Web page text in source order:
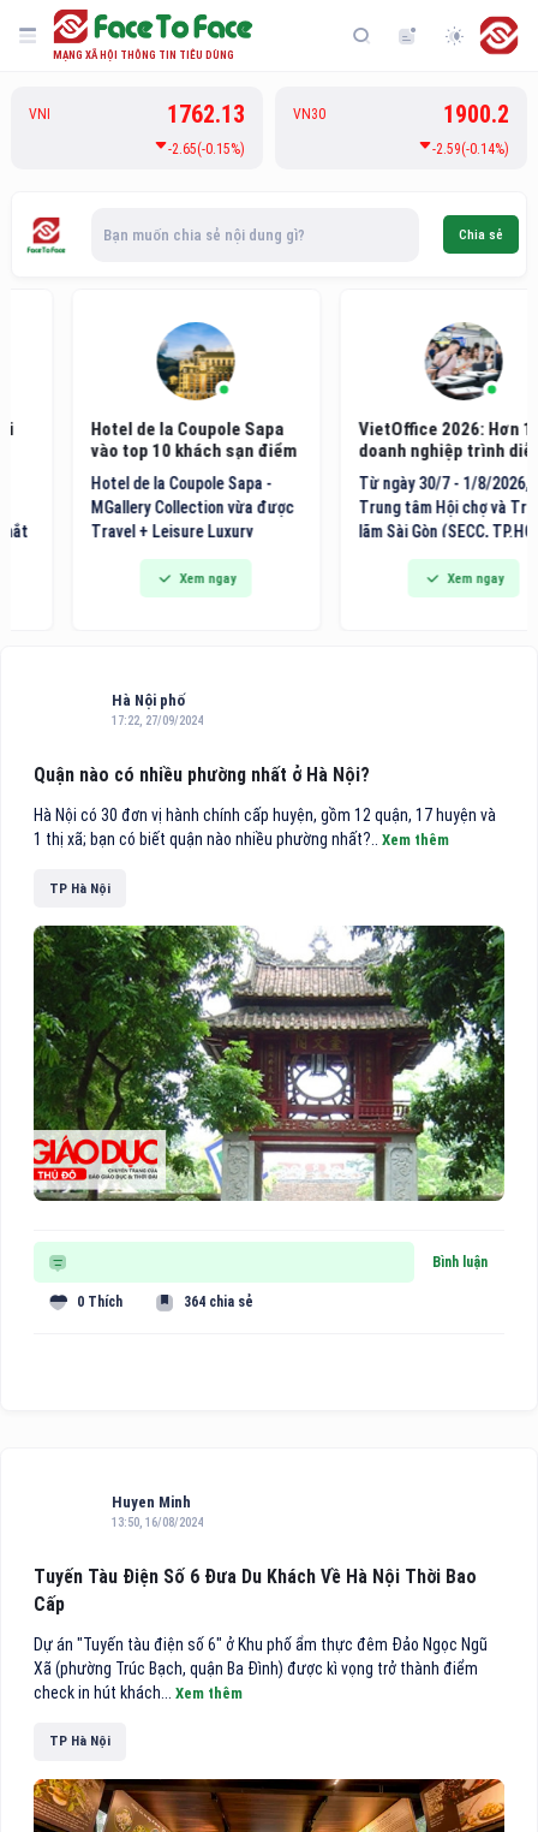
MẠNG XÃ HỘI THÔNG TIN TIÊU DÙNG
VNI 1762.13
-2.65(-0.15%)
VN30 1900.2
-2.59(-0.14%)
Bạn muốn chia sẻ nội dung gì? Chia sẻ
Hotel de la Coupole Sapa
vào top 10 khách sạn điểm
đến nội địa hàng đầu Việt
Hotel de la Coupole Sapa -
MGallery Collection vừa được
Travel + Leisure Luxury
Awards khu vực châu Á - Thái
Bình Dương 2026 vinh danh
trong danh sách 10 khách sạn
Xem ngay
VietOffice 2026: Hơn 130
doanh nghiệp trình diễn
công nghệ văn phòng mới
Từ ngày 30/7 - 1/8/2026, tại
Trung tâm Hội chợ và Triển
lãm Sài Gòn (SECC, TP.HCM),
Triển lãm Quốc tế về Giải pháp
Văn phòng thông minh, Thiết
bị, Máy và Văn phòng phẩm
Xem ngay
Hà Nội phố
17:22, 27/09/2024
Quận nào có nhiều phường nhất ở Hà Nội?
Hà Nội có 30 đơn vị hành chính cấp huyện, gồm 12 quận, 17 huyện và
1 thị xã; bạn có biết quận nào nhiều phường nhất?.. Xem thêm
TP Hà Nội
Bình luận
0 Thích 364 chia sẻ
Huyen Minh
13:50, 16/08/2024
Tuyến Tàu Điện Số 6 Đưa Du Khách Về Hà Nội Thời Bao
Cấp
Dự án "Tuyến tàu điện số 6" ở Khu phố ẩm thực đêm Đảo Ngọc Ngũ
Xã (phường Trúc Bạch, quận Ba Đình) được kì vọng trở thành điểm
check in hút khách... Xem thêm
TP Hà Nội